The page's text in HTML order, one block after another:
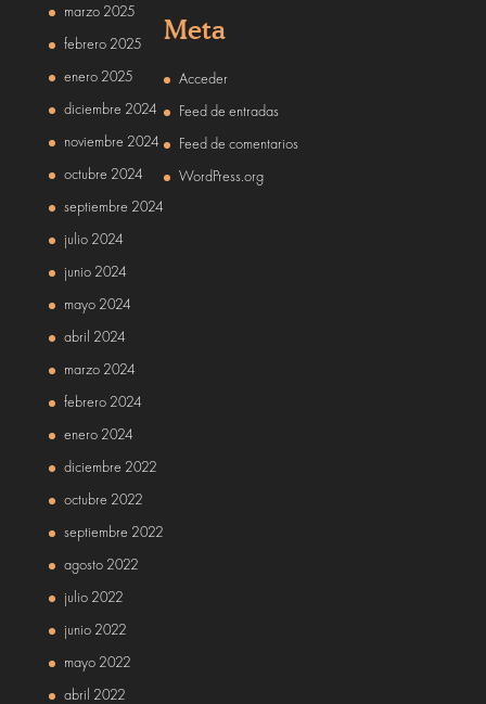
marzo 2025
febrero 2025
enero 2025
diciembre 2024
noviembre 2024
octubre 2024
septiembre 2024
julio 2024
junio 2024
mayo 2024
abril 2024
marzo 2024
febrero 2024
enero 2024
diciembre 2022
octubre 2022
septiembre 2022
agosto 2022
julio 2022
junio 2022
mayo 2022
abril 2022
Meta
Acceder
Feed de entradas
Feed de comentarios
WordPress.org